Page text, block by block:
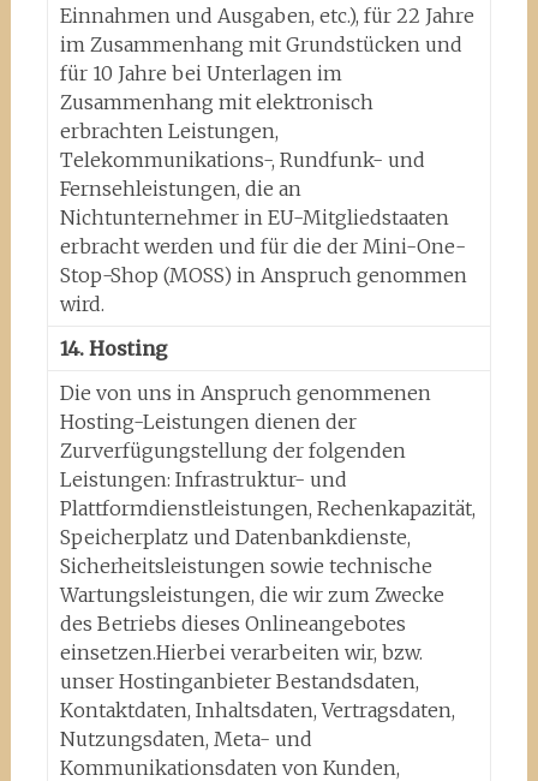
Einnahmen und Ausgaben, etc.), für 22 Jahre
im Zusammenhang mit Grundstücken und
für 10 Jahre bei Unterlagen im
Zusammenhang mit elektronisch
erbrachten Leistungen,
Telekommunikations-, Rundfunk- und
Fernsehleistungen, die an
Nichtunternehmer in EU-Mitgliedstaaten
erbracht werden und für die der Mini-One-
Stop-Shop (MOSS) in Anspruch genommen
wird.
14. Hosting
Die von uns in Anspruch genommenen
Hosting-Leistungen dienen der
Zurverfügungstellung der folgenden
Leistungen: Infrastruktur- und
Plattformdienstleistungen, Rechenkapazität,
Speicherplatz und Datenbankdienste,
Sicherheitsleistungen sowie technische
Wartungsleistungen, die wir zum Zwecke
des Betriebs dieses Onlineangebotes
einsetzen.Hierbei verarbeiten wir, bzw.
unser Hostinganbieter Bestandsdaten,
Kontaktdaten, Inhaltsdaten, Vertragsdaten,
Nutzungsdaten, Meta- und
Kommunikationsdaten von Kunden,